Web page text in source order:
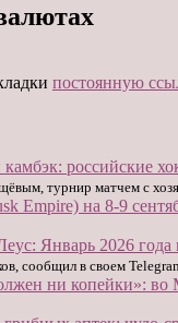
постоянную
камбэк: российские
турнир матчем с
Empire) на 8-9
Январь 2026
сообщил в своем
ни копейки»: во